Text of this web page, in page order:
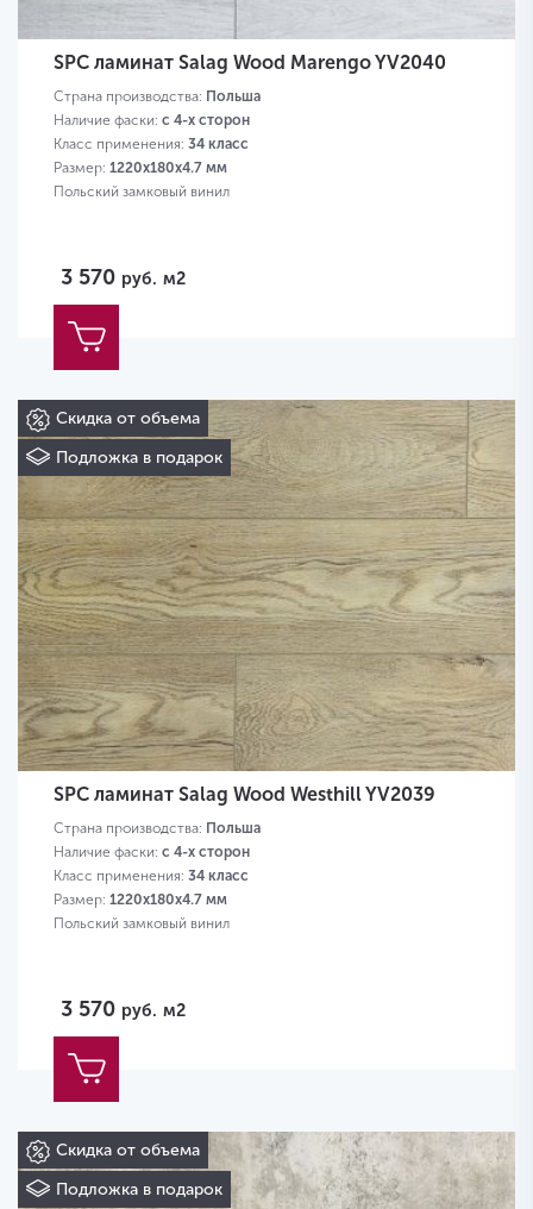
SPC ламинат Salag Wood Marengo YV2040
Страна производства: Польша
Наличие фаски: с 4-х сторон
Класс применения: 34 класс
Размер: 1220х180х4.7 мм
Польский замковый винил
3 570 руб. м2
Скидка от объема
Подложка в подарок
SPC ламинат Salag Wood Westhill YV2039
Страна производства: Польша
Наличие фаски: с 4-х сторон
Класс применения: 34 класс
Размер: 1220х180х4.7 мм
Польский замковый винил
3 570 руб. м2
Скидка от объема
Подложка в подарок